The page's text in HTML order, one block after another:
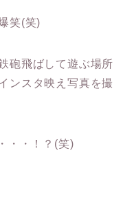
笑(笑)
砲飛ばして遊ぶ場所
ンスタ映え写真を撮
・・！？(笑)